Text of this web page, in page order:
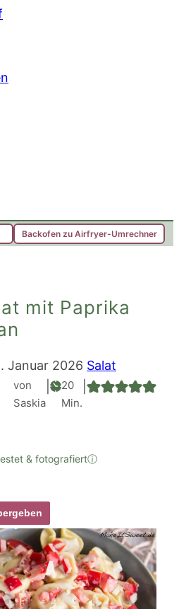
Backofen zu Airfryer-Umrechner
mit Paprika
Januar 2026 Salat
von
Saskia
| 20Minuten
Min.
|
& fotografiertⓘ